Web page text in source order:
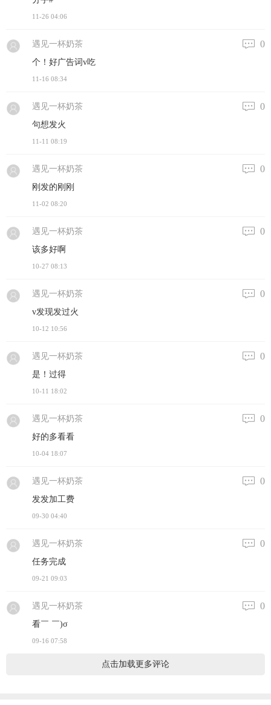
11-26 04:06
遇见一杯奶茶 0
个！好广告词v吃
11-16 08:34
遇见一杯奶茶 0
句想发火
11-11 08:19
遇见一杯奶茶 0
刚发的刚刚
11-02 08:20
遇见一杯奶茶 0
该多好啊
10-27 08:13
遇见一杯奶茶 0
v发现发过火
10-12 10:56
遇见一杯奶茶 0
是！过得
10-11 18:02
遇见一杯奶茶 0
好的多看看
10-04 18:07
遇见一杯奶茶 0
发发加工费
09-30 04:40
遇见一杯奶茶 0
任务完成
09-21 09:03
遇见一杯奶茶 0
看￣ ￣)σ
09-16 07:58
点击加载更多评论